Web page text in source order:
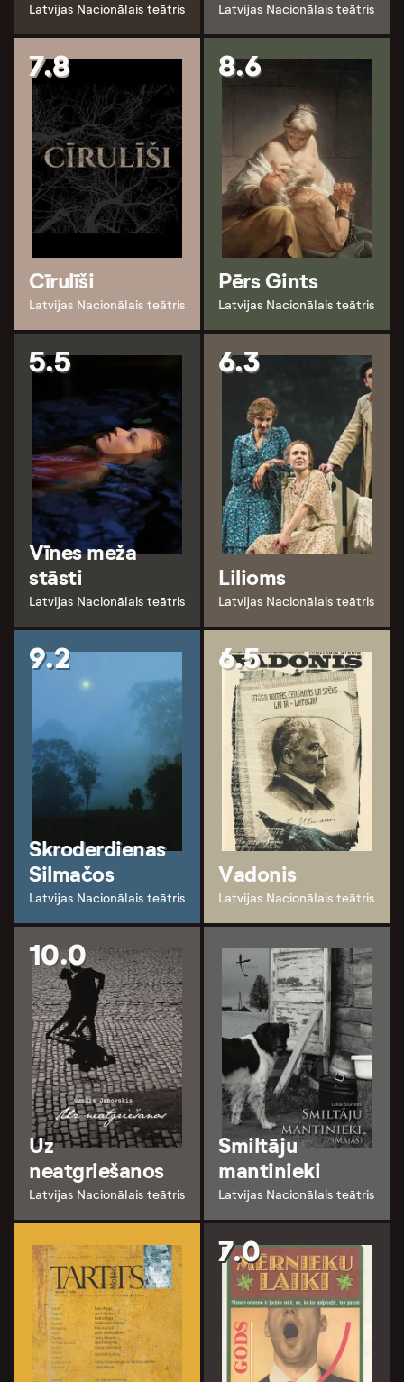
Latvijas Nacionālais teātris Latvijas Nacionālais teātris
7.8
Cīrulīši
Latvijas Nacionālais teātris
8.6
Pērs Gints
Latvijas Nacionālais teātris
5.5
Vīnes meža
stāsti
Latvijas Nacionālais teātris
6.3
Lilioms
Latvijas Nacionālais teātris
9.2
Skroderdienas
Silmačos
Latvijas Nacionālais teātris
6.5
Vadonis
Latvijas Nacionālais teātris
10.0
Uz
neatgriešanos
Latvijas Nacionālais teātris
Smiltāju
mantinieki
Latvijas Nacionālais teātris
7.0